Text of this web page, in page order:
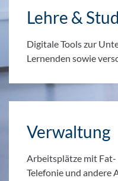
Lehre &
Digitale Tools zur
Lernenden sowie
Verwaltung
Arbeitsplätze mit
Telefonie und andere